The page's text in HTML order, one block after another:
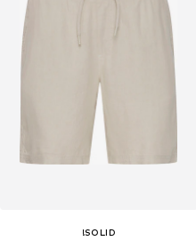
!SOLID